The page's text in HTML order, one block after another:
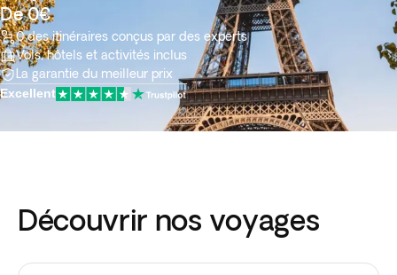
De 0€
0 des itinéraires conçus par des experts
Vols, hôtels et activités inclus
La garantie du meilleur prix
Excellent
Découvrir nos voyages